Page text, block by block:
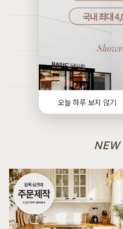
오늘 하루 보지 않기
[[블랙러
8월 5일 대구 수성 서
[[커린] 리움 A
8월 4일 경기 화성 조**
8월 4일 전남 광양 유**
8월 4일 경기 부
8월 4일 서울 영등
[[한정특가] [헤
8월 4일 서울 영등
[[커스텀리뷰] 1:1 맞춤 주문
[[커스텀리뷰] 1:1 맞춤 주문
7월 25일 경기 시흥 김
[[커스텀리뷰] 1:1 맞춤 주문
8월 4일 경기 화성 이**
8월 3일 인천 검단 송
[[커스텀리뷰] 1:1 맞춤 주문
7월 27일 인천 검단 최
NEW